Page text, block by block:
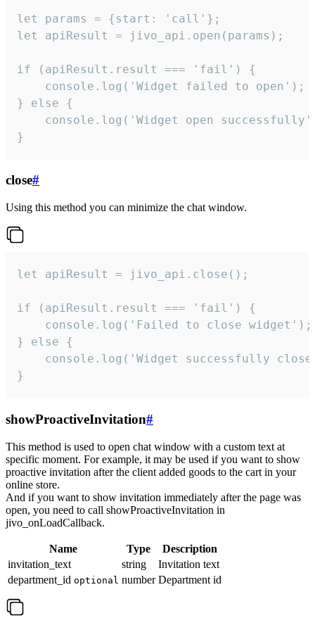
let params = {start: 'call'};
let apiResult = jivo_api.open(params);
if (apiResult.result === 'fail') {
    console.log('Widget failed to open');
} else {
console.log('Widget open
}
close#
Using this method you can minimize the chat window.
let apiResult = jivo_api.close();
if (apiResult.result === 'fail') {
    console.log('Failed to close widget');
} else {
console.log('Widget successfully
}
showProactiveInvitation#
This method is used to open chat window with a custom text at
specific moment. For example, it may be used if you want to show
proactive invitation after the client added goods to the cart in your
online store.
And if you want to show invitation immediately after the page was
open, you need to call showProactiveInvitation in
jivo_onLoadCallback.
Name Type
Description
invitation_text
string
Invitation text
department_id optional number Department id